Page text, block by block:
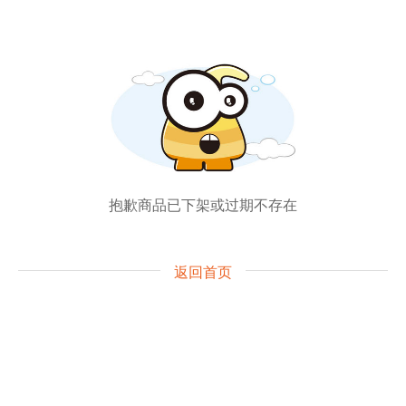
抱歉商品已下架或过期不存在
返回首页